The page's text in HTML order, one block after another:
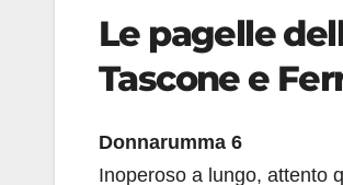
Le pagelle
Tascone e
Donnarumma 6
Inoperoso a lungo, attento